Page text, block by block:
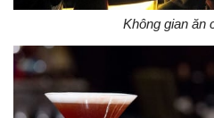
Không gian ăn